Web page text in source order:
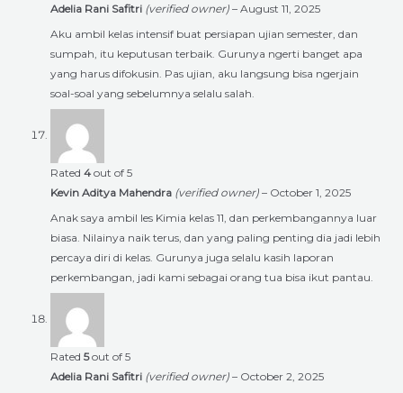
Adelia Rani Safitri (verified owner) – August 11, 2025
Aku ambil kelas intensif buat persiapan ujian semester, dan
sumpah, itu keputusan terbaik. Gurunya ngerti banget apa
yang harus difokusin. Pas ujian, aku langsung bisa ngerjain
soal-soal yang sebelumnya selalu salah.
Rated 4 out of 5
Kevin Aditya Mahendra (verified owner) – October 1, 2025
Anak saya ambil les Kimia kelas 11, dan perkembangannya luar
biasa. Nilainya naik terus, dan yang paling penting dia jadi lebih
percaya diri di kelas. Gurunya juga selalu kasih laporan
perkembangan, jadi kami sebagai orang tua bisa ikut pantau.
Rated 5out of 5
Adelia Rani Safitri (verified owner) – October 2, 2025